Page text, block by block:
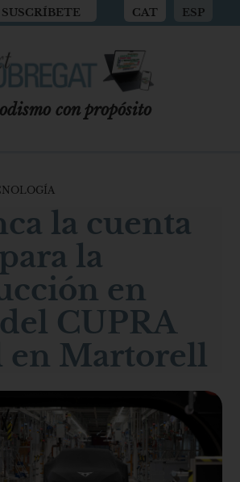
SUSCRÍBETE CAT ESP
con propósito
la cuenta
la
en
CUPRA
en Martorell